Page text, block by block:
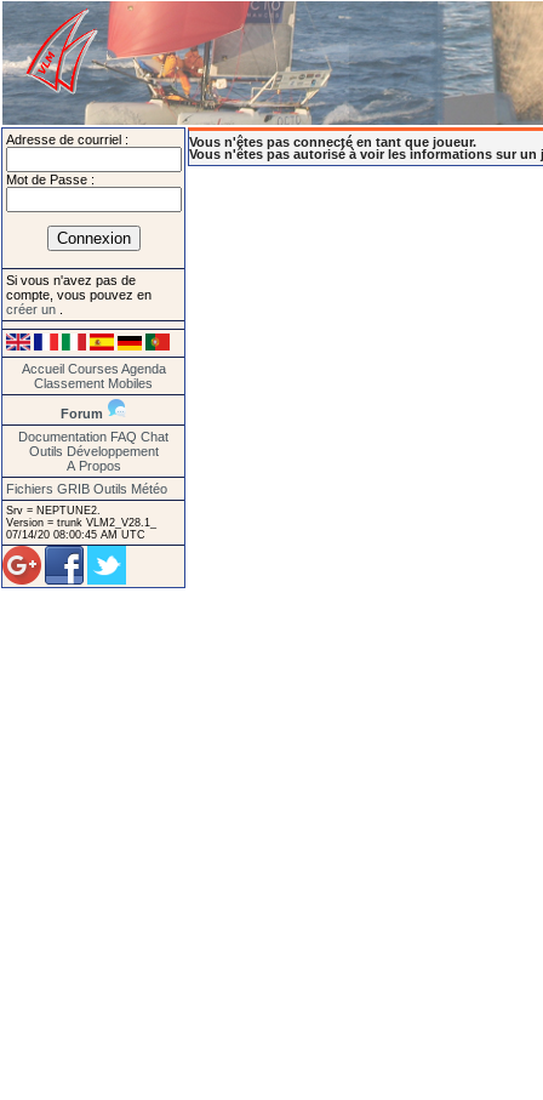
Adresse de courriel :
Mot de Passe :
Si vous n'avez pas de
compte, vous pouvez en
créer un
Accueil Courses Agenda
Classement Mobiles
Forum
Documentation FAQ Chat
Outils Développement
A Propos
Fichiers GRIB Outils Météo
Srv = NEPTUNE2.
Version = trunk VLM2_V28.1_
07/14/20 08:00:45 AM UTC
Vous n'êtes pas connecté en tant que joueur.
Vous n'êtes pas autorisé à voir les informations sur un